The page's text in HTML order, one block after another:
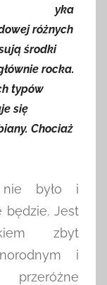
yka
różnych
środki
rocka.
typów
się
Chociaż
było i
będzie. Jest
zbyt
i